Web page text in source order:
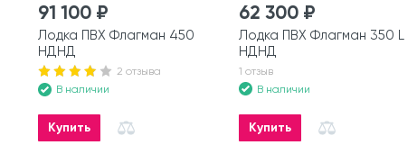
91 100 ₽
Лодка ПВХ Флагман 450
НДНД
2 отзыва
В наличии
Купить
62 300 ₽
Лодка ПВХ Флагман 350 L
НДНД
1 отзыв
В наличии
Купить